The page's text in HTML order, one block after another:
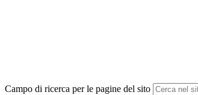
Campo di ricerca per le pagine del sito